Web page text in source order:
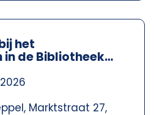
het
de Bibliotheek
Marktstraat 27,